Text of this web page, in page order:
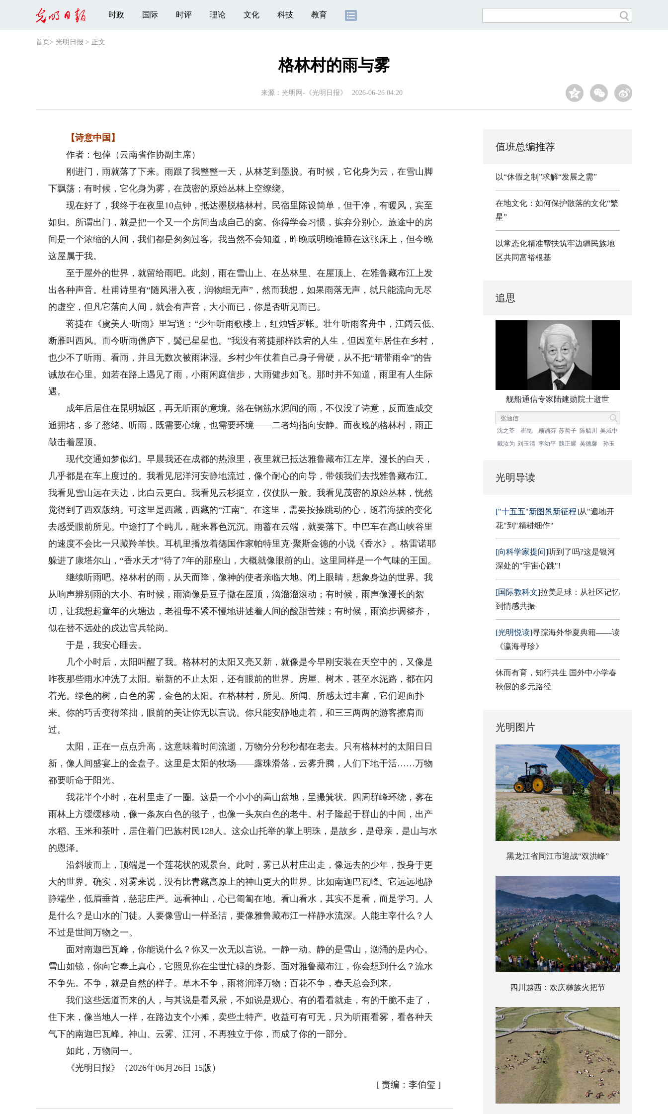
时政 国际 时评 理论 文化 科技 教育
首页 > 光明日报 > 正文
格林村的雨与雾
来源： 光明网-《光明日报》 2026-06-26 04:20
【诗意中国】
作者：包倬（云南省作协副主席）
刚进门，雨就落了下来。雨跟了我整整一天，从林芝到墨脱。有时候，它化身为云，在雪山脚
下飘荡；有时候，它化身为雾，在茂密的原始丛林上空缭绕。
现在好了，我终于在夜里10点钟，抵达墨脱格林村。民宿里陈设简单，但干净，有暖风，宾至
如归。所谓出门，就是把一个又一个房间当成自己的窝。你得学会习惯，摈弃分别心。旅途中的房
间是一个浓缩的人间，我们都是匆匆过客。我当然不会知道，昨晚或明晚谁睡在这张床上，但今晚
这屋属于我。
至于屋外的世界，就留给雨吧。此刻，雨在雪山上、在丛林里、在屋顶上、在雅鲁藏布江上发
出各种声音。杜甫诗里有“随风潜入夜，润物细无声”，然而我想，如果雨落无声，就只能流向无尽
的虚空，但凡它落向人间，就会有声音，大小而已，你是否听见而已。
蒋捷在《虞美人·听雨》里写道：“少年听雨歌楼上，红烛昏罗帐。壮年听雨客舟中，江阔云低、
断雁叫西风。而今听雨僧庐下，鬓已星星也。”我没有蒋捷那样跌宕的人生，但因童年居住在乡村，
也少不了听雨、看雨，并且无数次被雨淋湿。乡村少年仗着自己身子骨硬，从不把“晴带雨伞”的告
诫放在心里。如若在路上遇见了雨，小雨闲庭信步，大雨健步如飞。那时并不知道，雨里有人生际
遇。
成年后居住在昆明城区，再无听雨的意境。落在钢筋水泥间的雨，不仅没了诗意，反而造成交
通拥堵，多了愁绪。听雨，既需要心境，也需要环境——二者均指向安静。而夜晚的格林村，雨正
敲击着屋顶。
现代交通如梦似幻。早晨我还在成都的热浪里，夜里就已抵达雅鲁藏布江左岸。漫长的白天，
几乎都是在车上度过的。我看见尼洋河安静地流过，像个耐心的向导，带领我们去找雅鲁藏布江。
我看见雪山远在天边，比白云更白。我看见云杉挺立，仪仗队一般。我看见茂密的原始丛林，恍然
觉得到了西双版纳。可这里是西藏，西藏的“江南”。在这里，需要按捺跳动的心，随着海拔的变化
去感受眼前所见。中途打了个盹儿，醒来暮色沉沉。雨蓄在云端，就要落下。中巴车在高山峡谷里
的速度不会比一只藏羚羊快。耳机里播放着德国作家帕特里克·聚斯金德的小说《香水》。格雷诺耶
躲进了康塔尔山，“香水天才”待了7年的那座山，大概就像眼前的山。这里同样是一个气味的王国。
继续听雨吧。格林村的雨，从天而降，像神的使者亲临大地。闭上眼睛，想象身边的世界。我
从响声辨别雨的大小。有时候，雨滴像是豆子撒在屋顶，滴溜溜滚动；有时候，雨声像漫长的絮
叨，让我想起童年的火塘边，老祖母不紧不慢地讲述着人间的酸甜苦辣；有时候，雨滴步调整齐，
似在替不远处的戍边官兵轮岗。
于是，我安心睡去。
几个小时后，太阳叫醒了我。格林村的太阳又亮又新，就像是今早刚安装在天空中的，又像是
昨夜那些雨水冲洗了太阳。崭新的不止太阳，还有眼前的世界。房屋、树木，甚至水泥路，都在闪
着光。绿色的树，白色的雾，金色的太阳。在格林村，所见、所闻、所感太过丰富，它们迎面扑
来。你的巧舌变得笨拙，眼前的美让你无以言说。你只能安静地走着，和三三两两的游客擦肩而
过。
太阳，正在一点点升高，这意味着时间流逝，万物分分秒秒都在老去。只有格林村的太阳日日
新，像人间盛宴上的金盘子。这里是太阳的牧场——露珠滑落，云雾升腾，人们下地干活……万物
都要听命于阳光。
我花半个小时，在村里走了一圈。这是一个小小的高山盆地，呈撮箕状。四周群峰环绕，雾在
雨林上方缓缓移动，像一条灰白色的毯子，也像一头灰白色的老牛。村子隆起于群山的中间，出产
水稻、玉米和茶叶，居住着门巴族村民128人。这众山托举的掌上明珠，是故乡，是母亲，是山与水
的恩泽。
沿斜坡而上，顶端是一个莲花状的观景台。此时，雾已从村庄出走，像远去的少年，投身于更
大的世界。确实，对雾来说，没有比青藏高原上的神山更大的世界。比如南迦巴瓦峰。它远远地静
静端坐，低眉垂首，慈悲庄严。远看神山，心已匍匐在地。看山看水，其实不是看，而是学习。人
是什么？是山水的门徒。人要像雪山一样圣洁，要像雅鲁藏布江一样静水流深。人能主宰什么？人
不过是世间万物之一。
面对南迦巴瓦峰，你能说什么？你又一次无以言说。一静一动。静的是雪山，汹涌的是内心。
雪山如镜，你向它奉上真心，它照见你在尘世忙碌的身影。面对雅鲁藏布江，你会想到什么？流水
不争先。不争，就是自然的样子。草木不争，雨将润泽万物；百花不争，春天总会到来。
我们这些远道而来的人，与其说是看风景，不如说是观心。有的看看就走，有的干脆不走了，
住下来，像当地人一样，在路边支个小摊，卖些土特产。收益可有可无，只为听雨看雾，看各种天
气下的南迦巴瓦峰。神山、云雾、江河，不再独立于你，而成了你的一部分。
如此，万物同一。
《光明日报》（2026年06月26日 15版）
[ 责编：李伯玺 ]
值班总编推荐
以“休假之制”求解“发展之需”
在地文化：如何保护散落的文化“繁
星”
以常态化精准帮扶筑牢边疆民族地
区共同富裕根基
追思
舰船通信专家陆建勋院士逝世
沈之荃 崔崑 顾诵芬 苏哲子 陈毓川
吴咸中
戴汝为 刘玉清 李幼平 魏正耀 吴德馨 孙玉
光明导读
["十五五"新图景新征程]从"遍地开
花"到"精耕细作"
[向科学家提问]听到了吗?这是银河
深处的"宇宙心跳"!
[国际教科文]拉美足球：从社区记忆
到情感共振
[光明悦读]寻踪海外华夏典籍——读
《瀛海寻珍》
休而有育，知行共生 国外中小学春
秋假的多元路径
光明图片
黑龙江省同江市迎战“双洪峰”
四川越西：欢庆彝族火把节